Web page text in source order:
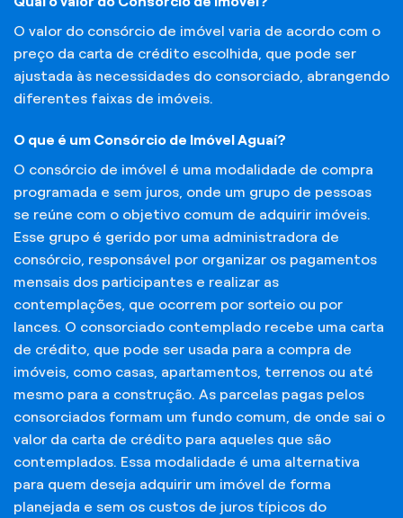
O valor do consórcio de imóvel varia de acordo com o
preço da carta de crédito escolhida, que pode ser
ajustada às necessidades do consorciado, abrangendo
diferentes faixas de imóveis.
O que é um Consórcio de Imóvel Aguaí?
O consórcio de imóvel é uma modalidade de compra
programada e sem juros, onde um grupo de pessoas
se reúne com o objetivo comum de adquirir imóveis.
Esse grupo é gerido por uma administradora de
consórcio, responsável por organizar os pagamentos
mensais dos participantes e realizar as
contemplações, que ocorrem por sorteio ou por
lances. O consorciado contemplado recebe uma carta
de crédito, que pode ser usada para a compra de
imóveis, como casas, apartamentos, terrenos ou até
mesmo para a construção. As parcelas pagas pelos
consorciados formam um fundo comum, de onde sai o
valor da carta de crédito para aqueles que são
contemplados. Essa modalidade é uma alternativa
para quem deseja adquirir um imóvel de forma
planejada e sem os custos de juros típicos do